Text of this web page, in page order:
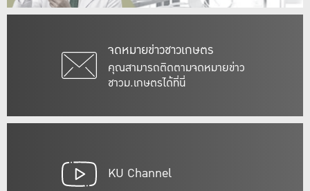
จดหมายข่าวชาวเกษตร
คุณสามารถติดตามจดหมายข่าว
ชาวม.เกษตรได้ที่นี่
KU Channel